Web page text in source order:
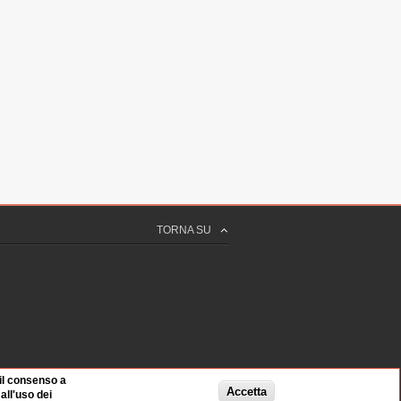
sec
di Polizia Penitenziaria Diglio
TORNA SU
consenso a
dei Accetta